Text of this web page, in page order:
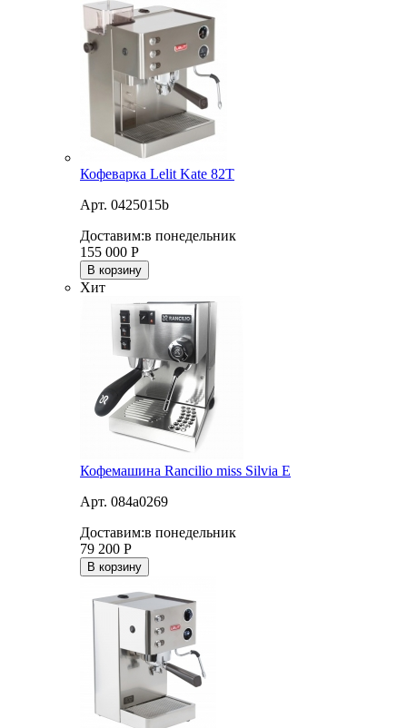
Кофеварка Lelit Kate 82T
Арт. 0425015b
Доставим:в понедельник
155 000 Р
В корзину
Хит
Кофемашина Rancilio miss Silvia E
Арт. 084a0269
Доставим:в понедельник
79 200 Р
В корзину